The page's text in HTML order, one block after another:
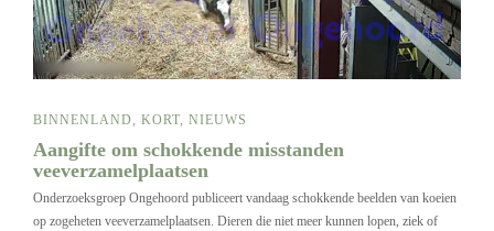
BINNENLAND, KORT, NIEUWS
Aangifte om schokkende misstanden
veeverzamelplaatsen
Onderzoeksgroep Ongehoord publiceert vandaag schokkende beelden van koeien
op zogeheten veeverzamelplaatsen. Dieren die niet meer kunnen lopen, ziek of